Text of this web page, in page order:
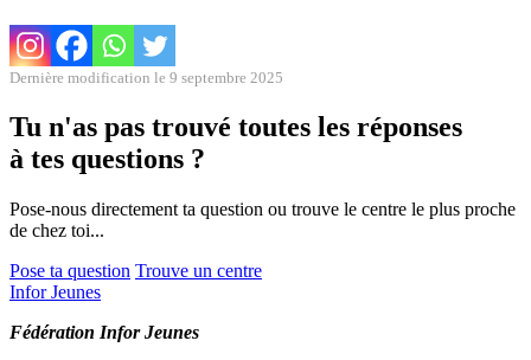
Dernière modification le 9 septembre 2025
Tu n'as pas trouvé toutes les réponses
à tes questions ?
Pose-nous directement ta question ou trouve le centre le plus proche
de chez toi...
Pose ta question Trouve un centre
Infor Jeunes
Fédération Infor Jeunes